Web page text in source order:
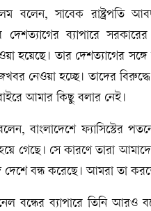
বলেন, সাবেক রাষ্ট্রপতি
দেশত্যাগের ব্যাপারে
হয়েছে। তার দেশত্যাগের
নেওয়া হচ্ছে। তাদের বিরুদ্ধে
বাইরে আমার কিছু বলার নেই।
বাংলাদেশে ফ্যাসিস্টের
গেছে। সে কারণে তারা
দেশে বন্ধ করেছে। আমরা তা
বন্ধের ব্যাপারে তিনি